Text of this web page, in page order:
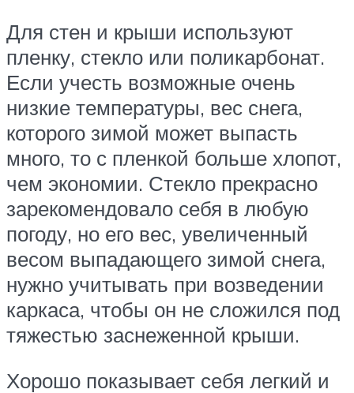
Для стен и крыши используют
пленку, стекло или поликарбонат.
Если учесть возможные очень
низкие температуры, вес снега,
которого зимой может выпасть
много, то с пленкой больше хлопот,
чем экономии. Стекло прекрасно
зарекомендовало себя в любую
погоду, но его вес, увеличенный
весом выпадающего зимой снега,
нужно учитывать при возведении
каркаса, чтобы он не сложился под
тяжестью заснеженной крыши.
Хорошо показывает себя легкий и